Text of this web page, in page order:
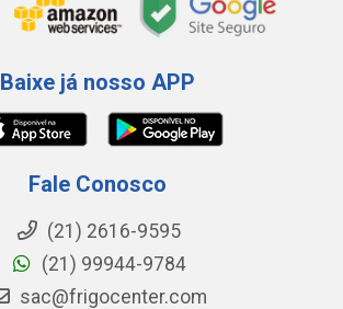
Baixe já nosso APP
Fale Conosco
(21) 2616-9595
(21) 99944-9784
sac@frigocenter.com